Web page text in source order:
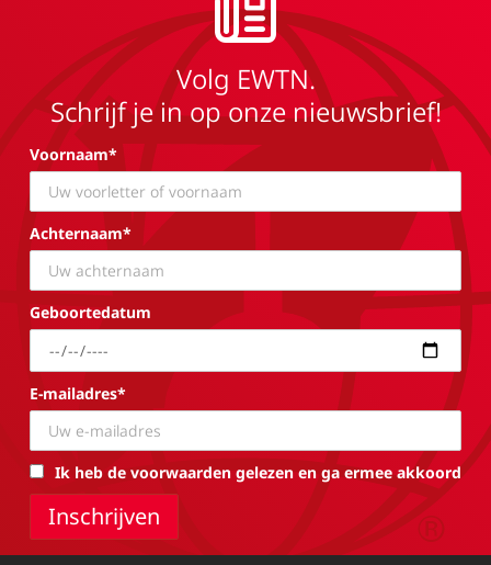
Volg EWTN.
Schrijf je in op onze nieuwsbrief!
Voornaam*
Achternaam*
Geboortedatum
E-mailadres*
Ik heb de voorwaarden gelezen en ga ermee akkoord